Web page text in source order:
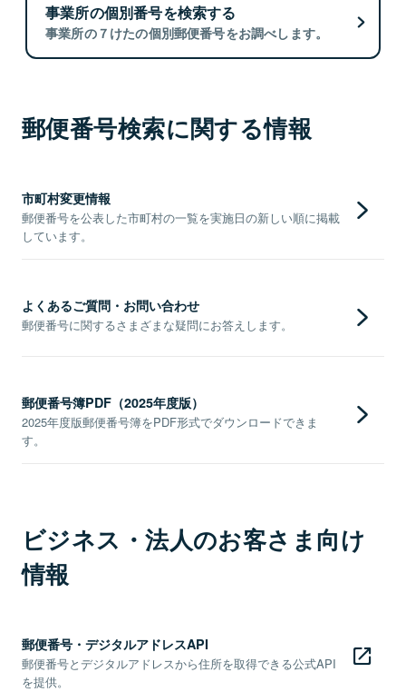
事業所の個別番号を検索する
事業所の７けたの個別郵便番号をお調べします。
郵便番号検索に関する情報
市町村変更情報
郵便番号を公表した市町村の一覧を実施日の新しい順に掲載
しています。
よくあるご質問・お問い合わせ
郵便番号に関するさまざまな疑問にお答えします。
郵便番号簿PDF（2025年度版）
2025年度版郵便番号簿をPDF形式でダウンロードできま
す。
ビジネス・法人のお客さま向け
情報
郵便番号・デジタルアドレスAPI
郵便番号とデジタルアドレスから住所を取得できる公式API
を提供。